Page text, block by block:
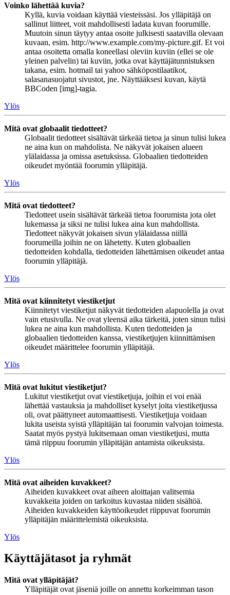
Voinko lähettää kuvia?
Kyllä, kuvia voidaan käyttää viesteissäsi. Jos ylläpitäjä on
sallinut liitteet, voit mahdollisesti ladata kuvan foorumille.
Muutoin sinun täytyy antaa osoite julkisesti saatavilla olevaan
kuvaan, esim. http://www.example.com/my-picture.gif. Et voi
antaa osoitetta omalla koneellasi oleviin kuviin (ellei se ole
yleinen palvelin) tai kuviin, jotka ovat käyttäjätunnistuksen
takana, esim. hotmail tai yahoo sähköpostilaatikot,
salasanasuojatut sivustot, jne. Näyttääksesi kuvan, käytä
BBCoden [img]-tagia.
Ylös
Mitä ovat globaalit tiedotteet?
Globaalit tiedotteet sisältävät tärkeää tietoa ja sinun tulisi lukea
ne aina kun on mahdolista. Ne näkyvät jokaisen alueen
ylälaidassa ja omissa asetuksissa. Globaalien tiedotteiden
oikeudet myöntää foorumin ylläpitäjä.
Ylös
Mitä ovat tiedotteet?
Tiedotteet usein sisältävät tärkeää tietoa foorumista jota olet
lukemassa ja siksi ne tulisi lukea aina kun mahdollista.
Tiedotteet näkyvät jokaisen sivun ylälaidassa niillä
foorumeilla joihin ne on lähetetty. Kuten globaalien
tiedotteiden kohdalla, tiedotteiden lähettämisen oikeudet antaa
foorumin ylläpitäjä.
Ylös
Mitä ovat kiinnitetyt viestiketjut
Kiinnitetyt viestiketjut näkyvät tiedotteiden alapuolella ja ovat
vain etusivulla. Ne ovat yleensä aika tärkeitä, joten sinun tulisi
lukea ne aina kun mahdollista. Kuten tiedotteiden ja
globaalien tiedotteiden kanssa, viestiketjujen kiinnittämisen
oikeudet määrittelee foorumin ylläpitäjä.
Ylös
Mitä ovat lukitut viestiketjut?
Lukitut viestiketjut ovat viestiketjuja, joihin ei voi enää
lähettää vastauksia ja mahdolliset kyselyt joita viestiketjussa
oli, ovat päättyneet automaattisesti. Viestiketjuja voidaan
lukita useista syistä ylläpitäjän tai foorumin valvojan toimesta.
Saatat myös pystyä lukitsemaan oman viestiketjusi, mutta
tämä riippuu foorumin ylläpitäjän antamista oikeuksista.
Ylös
Mitä ovat aiheiden kuvakkeet?
Aiheiden kuvakkeet ovat aiheen aloittajan valitsemia
kuvakkeita joiden on tarkoitus kuvastaa niiden sisältöä.
Aiheiden kuvakkeiden käyttöoikeudet riippuvat foorumin
ylläpitäjän määrittelemistä oikeuksista.
Ylös
Käyttäjätasot ja ryhmät
Mitä ovat ylläpitäjät?
Ylläpitäjät ovat jäseniä joille on annettu korkeimman tason